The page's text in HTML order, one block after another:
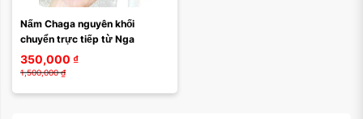
Nấm Chaga nguyên khối
chuyển trực tiếp từ Nga
350,000 ₫
1,500,000 ₫